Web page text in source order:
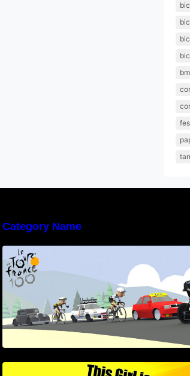
Category Name
This Girl Is Badass – Escena